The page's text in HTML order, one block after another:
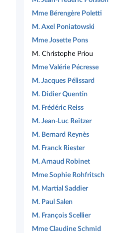
Mme Bérengère Poletti
M. Axel Poniatowski
Mme Josette Pons
M. Christophe Priou
Mme Valérie Pécresse
M. Jacques Pélissard
M. Didier Quentin
M. Frédéric Reiss
M. Jean-Luc Reitzer
M. Bernard Reynès
M. Franck Riester
M. Arnaud Robinet
Mme Sophie Rohfritsch
M. Martial Saddier
M. Paul Salen
M. François Scellier
Mme Claudine Schmid